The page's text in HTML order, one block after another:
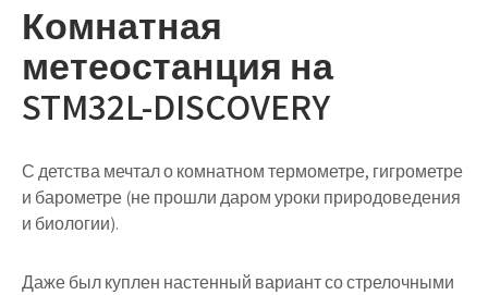
Комнатная
метеостанция на
STM32L-DISCOVERY
С детства мечтал о комнатном термометре, гигрометре
и барометре (не прошли даром уроки природоведения
и биологии).
Даже был куплен настенный вариант со стрелочными